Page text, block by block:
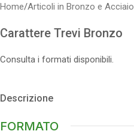
Home/Articoli in Bronzo e Acciaio
Carattere Trevi Bronzo
Consulta i formati disponibili.
Descrizione
FORMATO